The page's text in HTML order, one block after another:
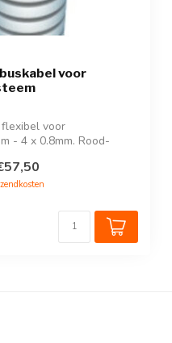
voor
flexibel voor
- 4 x 0.8mm. Rood-